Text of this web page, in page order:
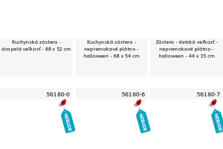
Kuchynská zástera -
dospelá veľkosť - 68 x 52 cm
Kuchynská zástera -
nepremokavé plátno -
halloween - 68 x 54 cm
Zástera - detská veľkosť -
nepremokavé plátno -
halloween - 44 x 35 cm
56180-0 56180-6 56180-7